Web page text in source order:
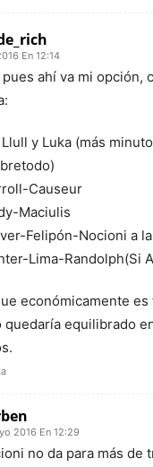
En 12:14
ahí va mi opción,
Llull y Luka (más
Causeur
Maciulis
Felipón-Nocioni a
Lima-Randolph(Si
económicamente es
quedaría equilibrado
2016 En 12:29
no da para más de